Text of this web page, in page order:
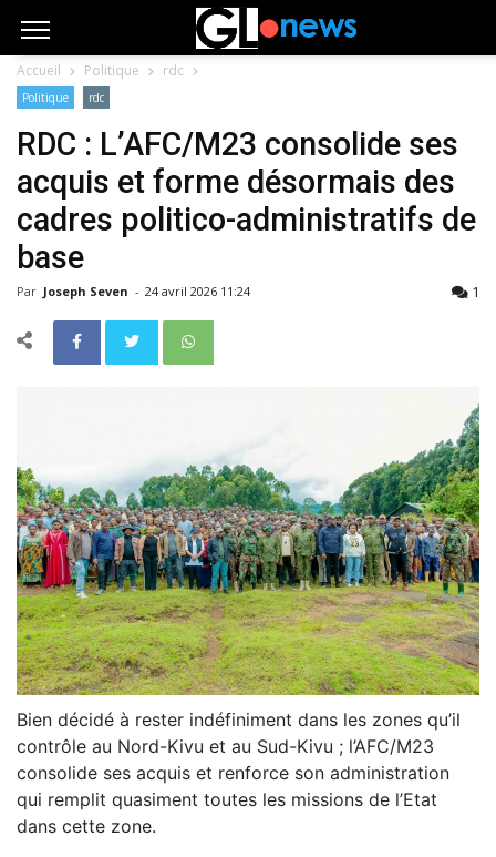
Accueil Politique rdc
Politique rdc
RDC : L’AFC/M23 consolide ses
acquis et forme désormais des
cadres politico-administratifs de
base
Par Joseph Seven - 24 avril 2026 11:24 1
Bien décidé à rester indéfiniment dans les zones qu’il
contrôle au Nord-Kivu et au Sud-Kivu ; l’AFC/M23
consolide ses acquis et renforce son administration
qui remplit quasiment toutes les missions de l’Etat
dans cette zone.